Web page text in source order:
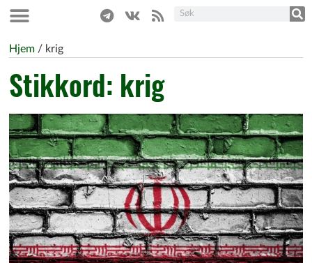
Hjem / krig
Stikkord: krig